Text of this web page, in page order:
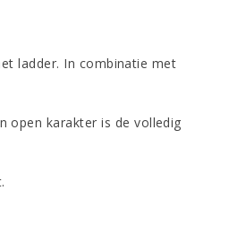
ladder. In combinatie met
open karakter is devolledig
.